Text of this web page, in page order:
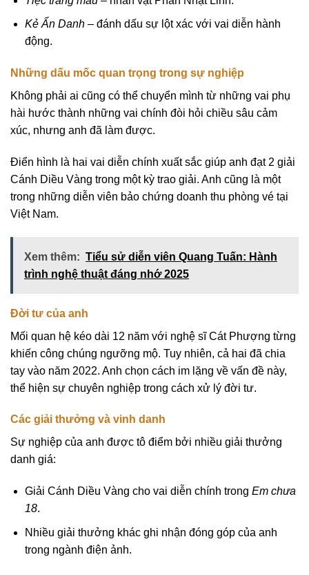
Kẻ Ẩn Danh– đánh dấu sự lột xác với vai diễn hành
động.
Những dấu mốc quan trọng trong sự nghiệp
Không phải ai cũng có thể chuyển mình từ những vai phụ
hài hước thành những vai chính đòi hỏi chiều sâu cảm
xúc, nhưng anh đã làm được.
Điển hình là hai vai diễn chính xuất sắc giúp anh đạt 2 giải
Cánh Diều Vàng trong một kỳ trao giải. Anh cũng là một
trong những diễn viên bảo chứng doanh thu phòng vé tại
Việt Nam.
Xem thêm: Tiểu sử diễn viên Quang Tuấn: Hành
trình nghệ thuật đáng nhớ 2025
Đời tư của anh
Mối quan hệ kéo dài 12 năm với nghệ sĩ Cát Phượng từng
khiến công chúng ngưỡng mộ. Tuy nhiên, cả hai đã chia
tay vào năm 2022. Anh chọn cách im lặng về vấn đề này,
thể hiện sự chuyên nghiệp trong cách xử lý đời tư.
Các giải thưởng và vinh danh
Sự nghiệp của anh được tô điểm bởi nhiều giải thưởng
danh giá:
Giải Cánh Diều Vàng cho vai diễn chính trong Em chưa
18.
Nhiều giải thưởng khác ghi nhận đóng góp của anh
trong ngành điện ảnh.